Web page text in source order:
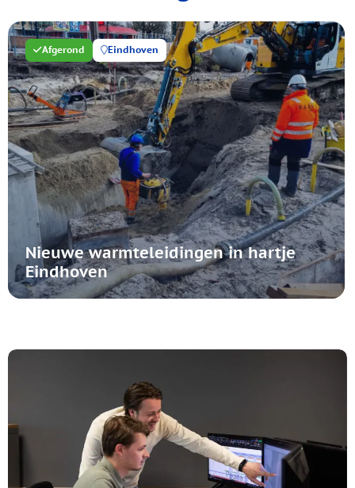
Afgerond Eindhoven
Nieuwe warmteleidingen in hartje
Eindhoven